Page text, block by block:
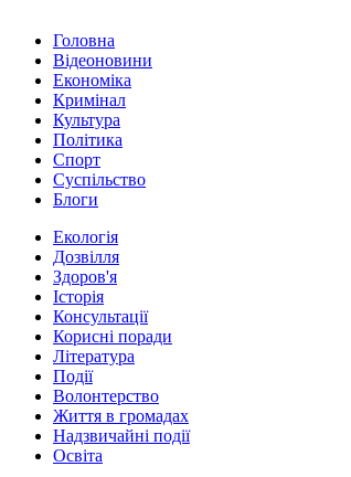
Головна
Відеоновини
Економіка
Кримінал
Культура
Політика
Спорт
Суспільство
Блоги
Екологія
Дозвілля
Здоров'я
Історія
Консультації
Корисні поради
Література
Події
Волонтерство
Життя в громадах
Надзвичайні події
Освіта